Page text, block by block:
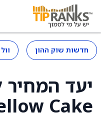
חדשות שוק ההון
יעד המחיר